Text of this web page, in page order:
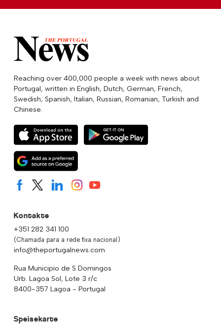
Reaching over 400,000 people a week with news about
Portugal, written in English, Dutch, German, French,
Swedish, Spanish, Italian, Russian, Romanian, Turkish and
Chinese.
Kontakte
+351 282 341 100
(Chamada para a rede fixa nacional)
info@theportugalnews.com
Rua Municipio de S Domingos
Urb. Lagoa Sol, Lote 3 r/c
8400-357 Lagoa - Portugal
Speisekarte